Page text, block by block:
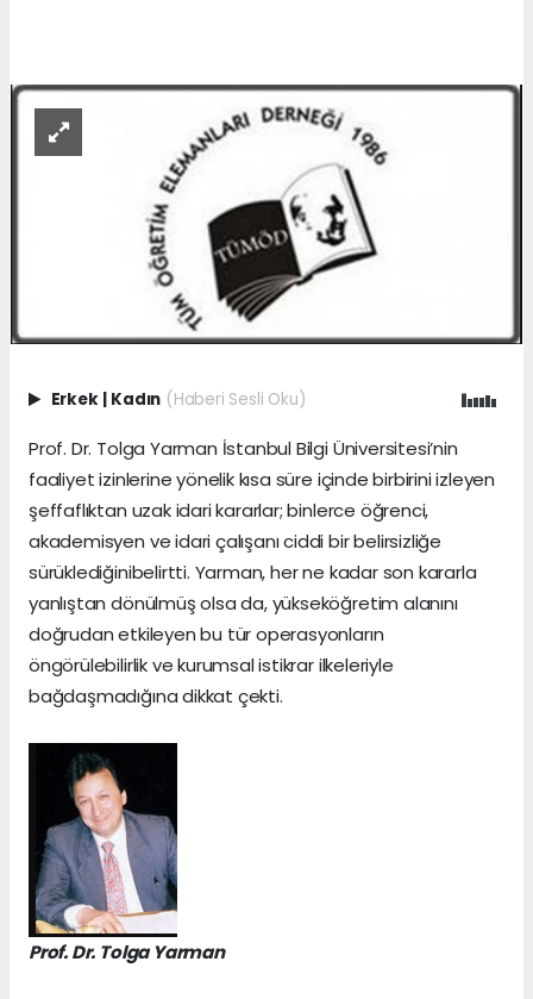
Erkek | Kadın (Haberi Sesli Oku)
Prof. Dr. Tolga Yarman İstanbul Bilgi Üniversitesi’nin
faaliyet izinlerine yönelik kısa süre içinde birbirini izleyen
şeffaflıktan uzak idari kararlar; binlerce öğrenci,
akademisyen ve idari çalışanı ciddi bir belirsizliğe
sürüklediğinibelirtti. Yarman, her ne kadar son kararla
yanlıştan dönülmüş olsa da, yükseköğretim alanını
doğrudan etkileyen bu tür operasyonların
öngörülebilirlik ve kurumsal istikrar ilkeleriyle
bağdaşmadığına dikkat çekti.
Prof. Dr. Tolga Yarman